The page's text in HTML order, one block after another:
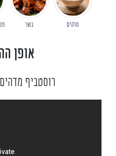
מרקים בשר
אופן
רוסטביף